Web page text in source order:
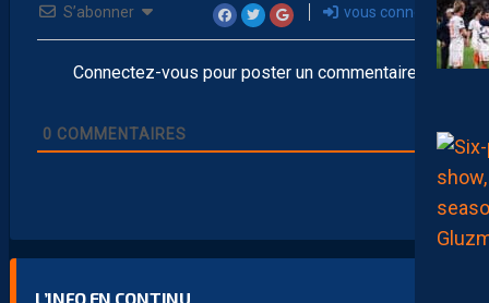
S’abonner vous connecter
Connectez-vous pour poster un commentaire
0 COMMENTAIRES
L’INFO EN CONTINU